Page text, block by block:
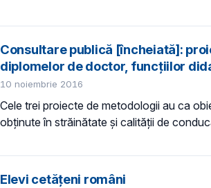
Consultare publică [încheiată]:
diplomelor de doctor, funcțiilor
10 noiembrie 2016
Cele trei proiecte de metodologii au ca
obținute în străinătate și calității de
Elevi cetățeni români